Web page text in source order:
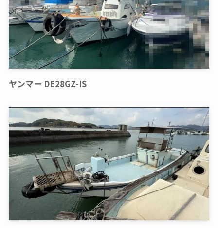
ヤンマー DE28GZ-IS